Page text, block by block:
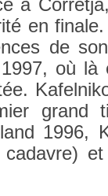
à
en
de
où
grand
1996,